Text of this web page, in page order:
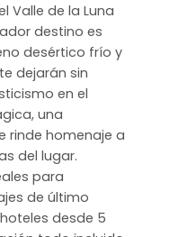
Valle de la Luna
destino es
desértico frío y
dejarán sin
en el
una
rinde homenaje a
del lugar.
para
de último
desde 5